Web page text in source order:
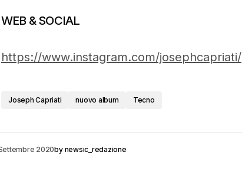
WEB & SOCIAL
https://www.instagram.com/josephcapriati/
Joseph Capriati nuovo album Tecno
2020by newsic_redazione